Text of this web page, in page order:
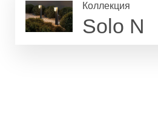
Коллекция
Solo N